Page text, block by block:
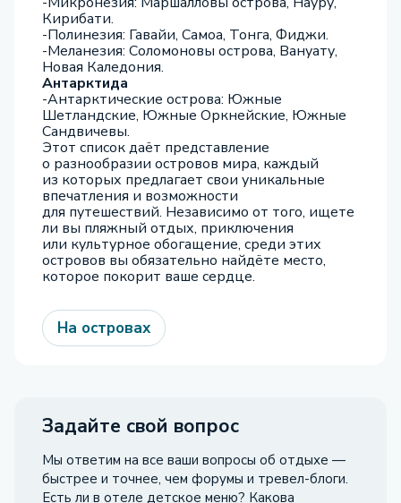
Кирибати.
-Полинезия: Гавайи, Самоа, Тонга, Фиджи.
-Меланезия: Соломоновы острова, Вануату,
Новая Каледония.
Антарктида
-Антарктические острова: Южные
Шетландские, Южные Оркнейские, Южные
Сандвичевы.
Этот список даёт представление
о разнообразии островов мира, каждый
из которых предлагает свои уникальные
впечатления и возможности
для путешествий. Независимо от того, ищете
ли вы пляжный отдых, приключения
или культурное обогащение, среди этих
островов вы обязательно найдёте место,
которое покорит ваше сердце.
На островах
Задайте свой вопрос
Мы ответим на все ваши вопросы об отдыхе —
быстрее и точнее, чем форумы и тревел-блоги.
Есть ли в отеле детское меню? Какова